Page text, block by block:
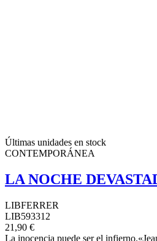
Últimas unidades en stock
CONTEMPORÁNEA
LA NOCHE
LIBFERRER
LIB593312
21,90 €
La inocencia puede ser el